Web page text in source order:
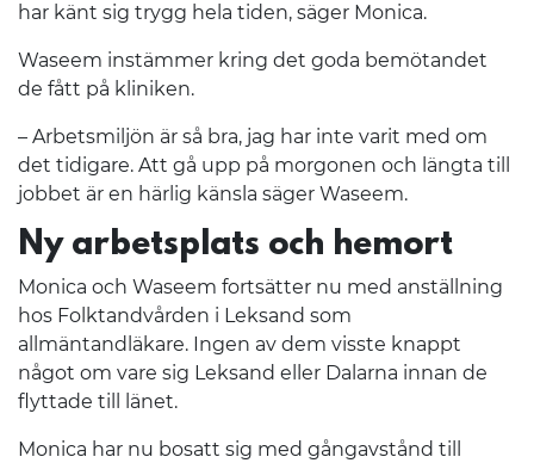
har känt sig trygg hela tiden, säger Monica.
Waseem instämmer kring det goda bemötandet
de fått på kliniken.
– Arbetsmiljön är så bra, jag har inte varit med om
det tidigare. Att gå upp på morgonen och längta till
jobbet är en härlig känsla säger Waseem.
Ny arbetsplats och hemort
Monica och Waseem fortsätter nu med anställning
hos Folktandvården i Leksand som
allmäntandläkare. Ingen av dem visste knappt
något om vare sig Leksand eller Dalarna innan de
flyttade till länet.
Monica har nu bosatt sig med gångavstånd till